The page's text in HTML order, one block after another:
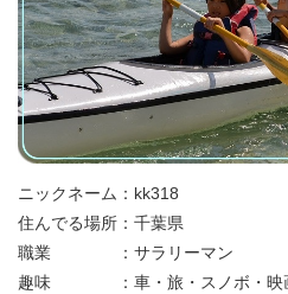
ニックネーム：kk318
住んでる場所：千葉県
職業 ：サラリーマン
趣味 ：車・旅・スノボ・映画